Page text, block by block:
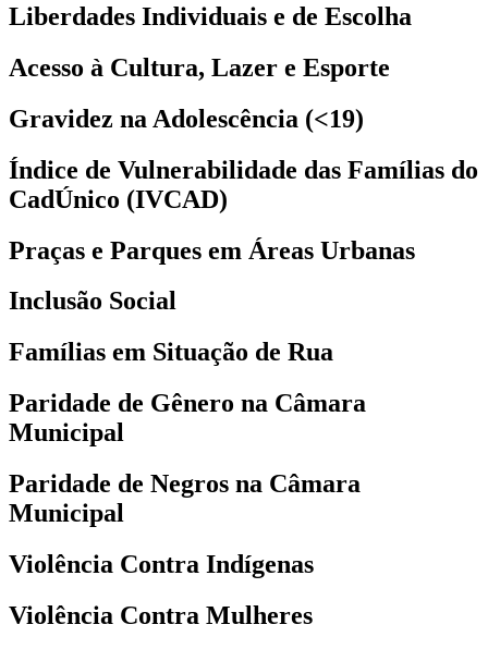
Liberdades Individuais e de Escolha
Acesso à Cultura, Lazer e Esporte
Gravidez na Adolescência (<19)
Índice de Vulnerabilidade das Famílias do
CadÚnico (IVCAD)
Praças e Parques em Áreas Urbanas
Inclusão Social
Famílias em Situação de Rua
Paridade de Gênero na Câmara
Municipal
Paridade de Negros na Câmara
Municipal
Violência Contra Indígenas
Violência Contra Mulheres